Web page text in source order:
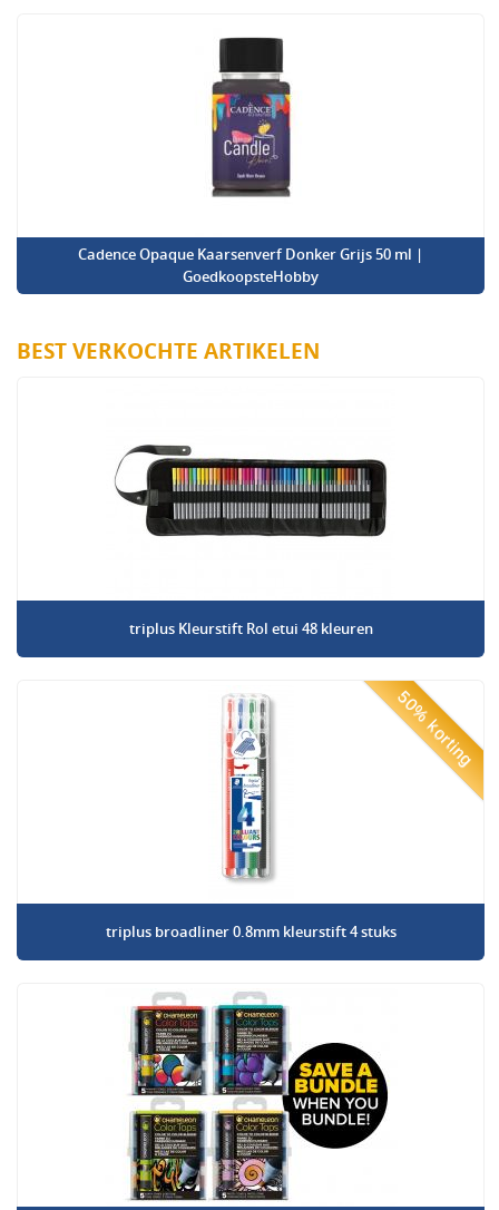
Cadence Opaque Kaarsenverf Donker Grijs 50 ml |
GoedkoopsteHobby
BEST VERKOCHTE ARTIKELEN
triplus Kleurstift Rol etui 48 kleuren
50% korting
triplus broadliner 0.8mm kleurstift 4 stuks